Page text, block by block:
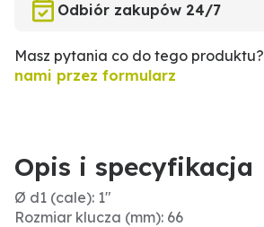
Odbiór zakupów 24/7
Masz pytania co do tego produktu?
nami przez formularz
Opis i specyfikacja
Ø d1 (cale): 1"
Rozmiar klucza (mm): 66